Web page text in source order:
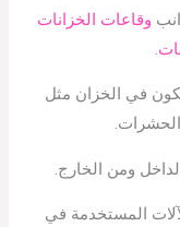
وقاعات الخزانات
في الخزان مثل
ومن الخارج.
المستخدمة في